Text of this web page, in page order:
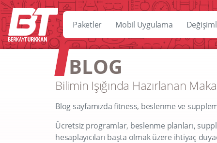
Paketler Mobil Uygulama
BLOG
Bilimin Işığında Hazırlanan
Blog sayfamızda fitness, beslenme ve
Ücretsiz programlar, beslenme planları,
hesaplayıcıları başta olmak üzere ihtiyaç